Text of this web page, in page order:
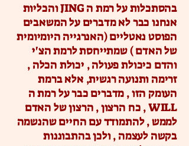
בהסתכלות על רמת ה JING והכליות
אנחנו כבר לא מדברים על המשאבים
הפוסט נאטליים (האנרגייה היומיומית
של האדם ) שמתייחסת לרמת הצ'י
והדם כיכולת פעולה , יכולת הכלה ,
זרימה ותנועה רגשית, אלא ברמת
העומק הזו , מדברים כבר על רמת ה
WILL , כח הרצון , הרצון של האדם
לממש , להתמודד עם החיים שהנשמה
בקשה לעצמה , ולכן בהתבוננות